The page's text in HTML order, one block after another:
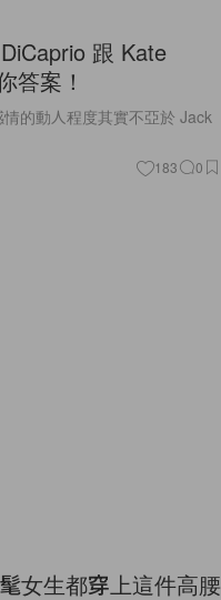
跟 Kate
答案！
的動人程度其實不亞於 Jack
183 0
女生都穿上這件高腰